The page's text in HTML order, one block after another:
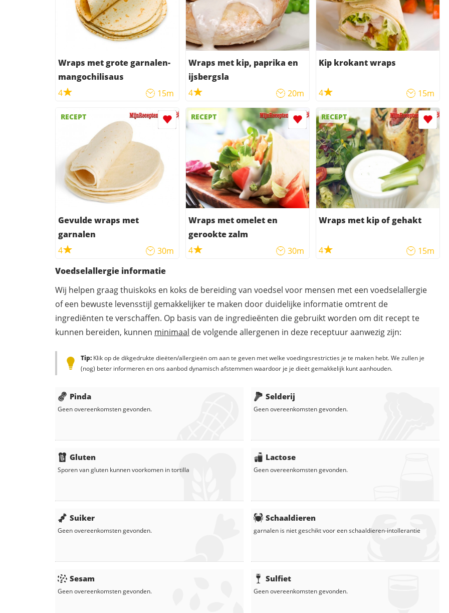
Wraps met grote garnalen-
mangochilisaus
4
15m
Wraps met kip, paprika en
ijsbergsla
4
20m
Kip krokant wraps
4 15m
RECEPT
Gevulde wraps met
garnalen
4
30m
RECEPT
Wraps met omelet en
gerookte zalm
4
30m
RECEPT
Wraps met kip of gehakt
4
15m
Voedselallergie informatie
Wij helpen graag thuiskoks en koks de bereiding van voedsel voor mensen met een voedselallergie
of een bewuste levensstijl gemakkelijker te maken door duidelijke informatie omtrent de
ingrediënten te verschaffen. Op basis van de ingredieënten die gebruikt worden om dit recept te
kunnen bereiden, kunnen minimaal de volgende allergenen in deze receptuur aanwezig zijn:
Tip: Klik op de dikgedrukte dieëten/allergieën om aan te geven met welke voedingsrestricties je te maken hebt. We zullen je
(nog) beter informeren en ons aanbod dynamisch afstemmen waardoor je je dieët gemakkelijk kunt aanhouden.
Pinda
Geen overeenkomsten gevonden.
Gluten
Sporen van gluten kunnen voorkomen intortilla
Suiker
Geen overeenkomsten gevonden.
Sesam
Geen overeenkomsten gevonden.
Selderij
Geen overeenkomsten gevonden.
Lactose
Geen overeenkomsten gevonden.
Schaaldieren
garnalen is niet geschikt voor een schaaldieren-intollerantie
Sulfiet
Geen overeenkomsten gevonden.